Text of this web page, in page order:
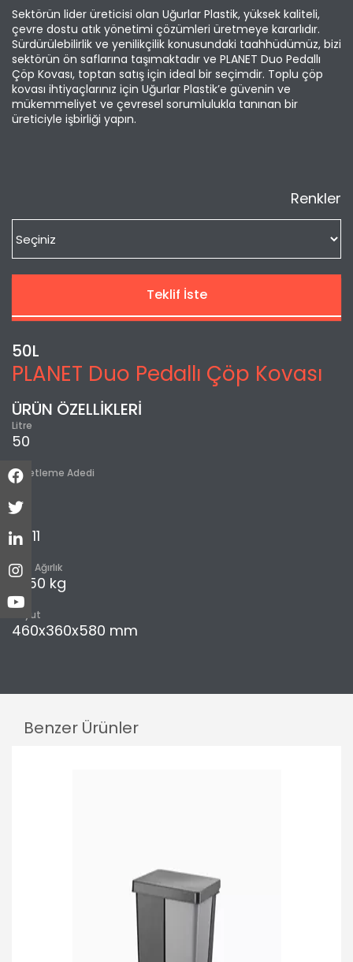
Sektörün lider üreticisi olan Uğurlar Plastik, yüksek kaliteli,
çevre dostu atık yönetimi çözümleri üretmeye kararlıdır.
Sürdürülebilirlik ve yenilikçilik konusundaki taahhüdümüz, bizi
sektörün ön saflarına taşımaktadır ve PLANET Duo Pedallı
Çöp Kovası, toptan satış için ideal bir seçimdir. Toplu çöp
kovası ihtiyaçlarınız için Uğurlar Plastik’e güvenin ve
mükemmeliyet ve çevresel sorumlulukla tanınan bir
üreticiyle işbirliği yapın.
Renkler
Teklif İste
50L
PLANET Duo Pedallı Çöp Kovası
ÜRÜN ÖZELLİKLERİ
Litre
50
Paketleme Adedi
2
0,211
Brüt Ağırlık
10,50 kg
Boyut
460x360x580 mm
Benzer Ürünler